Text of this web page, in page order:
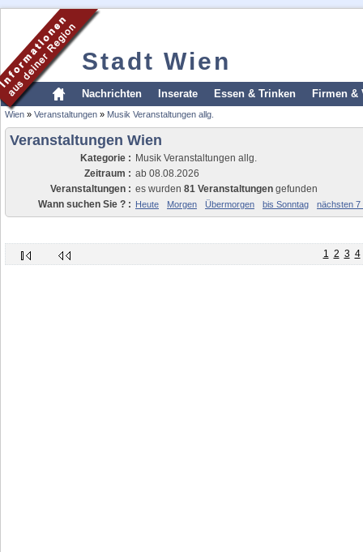
Stadt Wien
Nachrichten Inserate Essen & Trinken Firmen &
Wien » Veranstaltungen » Musik Veranstaltungen allg.
Veranstaltungen Wien
Kategorie : Musik Veranstaltungen allg.
Zeitraum : ab 08.08.2026
Veranstaltungen : es wurden 81 Veranstaltungen gefunden
Wann suchen Sie ? : Heute Morgen Übermorgen bis Sonntag nächsten 7
1 2 3 4